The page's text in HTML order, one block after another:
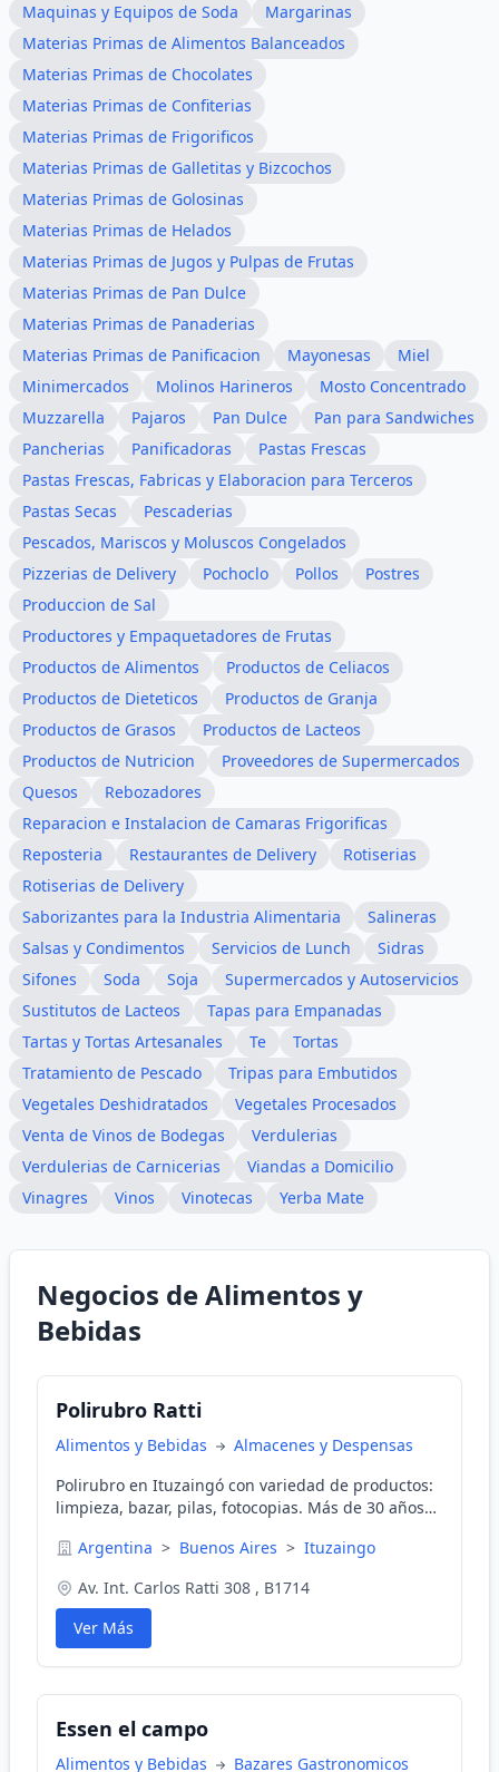
Maquinas y Equipos de Soda
Margarinas
Materias Primas de Alimentos Balanceados
Materias Primas de Chocolates
Materias Primas de Confiterias
Materias Primas de Frigorificos
Materias Primas de Galletitas y Bizcochos
Materias Primas de Golosinas
Materias Primas de Helados
Materias Primas de Jugos y Pulpas de Frutas
Materias Primas de Pan Dulce
Materias Primas de Panaderias
Materias Primas de Panificacion
Mayonesas
Miel
Minimercados
Molinos Harineros
Mosto Concentrado
Muzzarella
Pajaros Pan Dulce
Pan para Sandwiches
Pancherias
Panificadoras
Pastas Frescas
Pastas Frescas, Fabricas y Elaboracion para Terceros
Pastas Secas
Pescaderias
Pescados, Mariscos y Moluscos Congelados
Pizzerias de Delivery
Pochoclo Pollos
Postres
Produccion de Sal
Productores y Empaquetadores de Frutas
Productos de Alimentos
Productos de Celiacos
Productos de Dieteticos
Productos de Granja
Productos de Grasos
Productos de Lacteos
Productos de Nutricion
Proveedores de Supermercados
Quesos
Rebozadores
Reparacion e Instalacion de Camaras Frigorificas
Reposteria
Restaurantes de Delivery
Rotiserias
Rotiserias de Delivery
Saborizantes para la Industria Alimentaria
Salineras
Salsas y Condimentos
Servicios de Lunch
Sidras
Sifones
Soda Soja
Supermercados y Autoservicios
Sustitutos de Lacteos
Tapas para Empanadas
Tartas y Tortas Artesanales
Te
Tortas
Tratamiento de Pescado
Tripas para Embutidos
Vegetales Deshidratados
Vegetales Procesados
Venta de Vinos de Bodegas
Verdulerias
Verdulerias de Carnicerias
Viandas a Domicilio
Vinagres
Vinos Vinotecas Yerba Mate
Negocios de Alimentos y
Bebidas
Polirubro Ratti
Alimentos y Bebidas
Almacenes y Despensas
Polirubro en Ituzaingó con variedad de productos:
limpieza, bazar, pilas, fotocopias. Más de 30 años
Argentina > Buenos Aires > Ituzaingo
Av. Int. Carlos Ratti 308 , B1714
Ver Más
Essen el campo
Alimentos y Bebidas Bazares Gastronomicos